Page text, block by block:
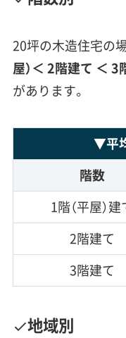
20坪の木造住宅の
屋）＜ 2階建て ＜ 3
があります。
▼平
階数
1階（平屋）建
2階建て
3階建て
地域別